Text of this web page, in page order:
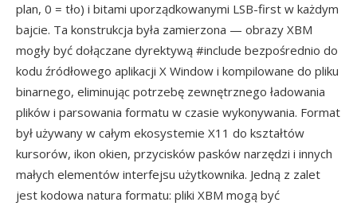
plan, 0 = tło) i bitami uporządkowanymi LSB-first w każdym
bajcie. Ta konstrukcja była zamierzona — obrazy XBM
mogły być dołączane dyrektywą #include bezpośrednio do
kodu źródłowego aplikacji X Window i kompilowane do pliku
binarnego, eliminując potrzebę zewnętrznego ładowania
plików i parsowania formatu w czasie wykonywania. Format
był używany w całym ekosystemie X11 do kształtów
kursorów, ikon okien, przycisków pasków narzędzi i innych
małych elementów interfejsu użytkownika. Jedną z zalet
jest kodowa natura formatu: pliki XBM mogą być